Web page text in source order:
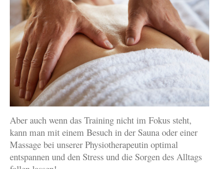
Aber auch wenn das Training nicht im Fokus steht,
kann man mit einem Besuch in der Sauna oder einer
Massage bei unserer Physiotherapeutin optimal
entspannen und den Stress und die Sorgen des Alltags